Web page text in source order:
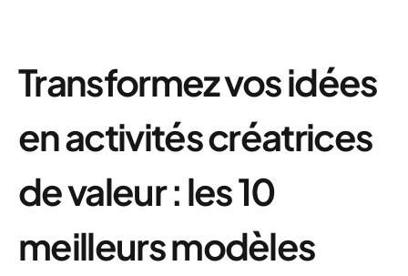
Transformez vos idées
en activités créatrices
de valeur : les 10
meilleurs modèles